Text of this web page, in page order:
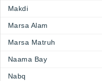
Makdi
Marsa Alam
Marsa Matruh
Naama Bay
Nabq